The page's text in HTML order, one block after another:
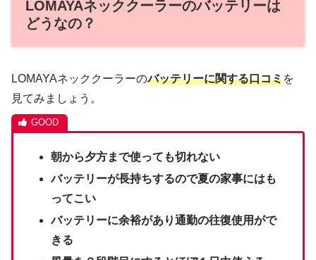
LOMAYAネッククーラーのバッテリーは
どうなの？
LOMAYAネッククーラーのバッテリーに関する口コミを
見てみましょう。
朝から夕方まで使っても切れない
バッテリーが長持ちするので夏の家事にはも
ってこい
バッテリーに余裕があり通勤の往復使用がで
きる